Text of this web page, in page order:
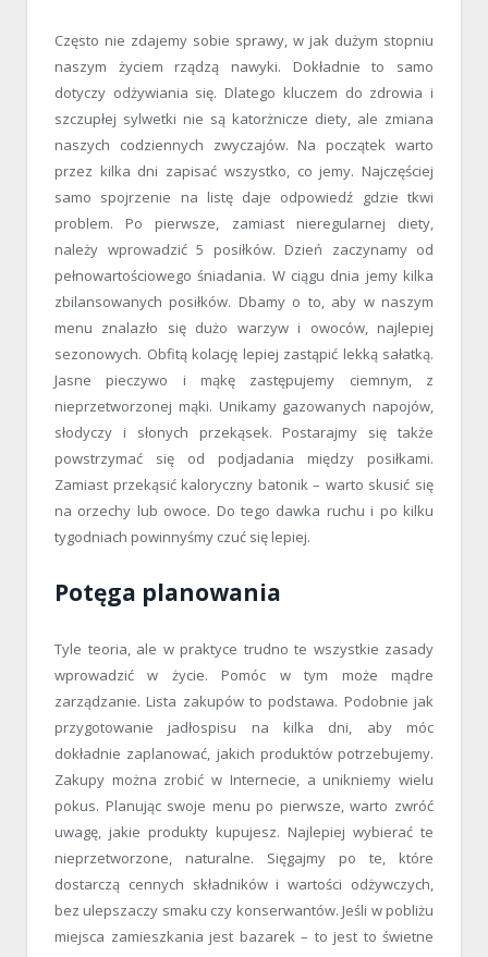
Często nie zdajemy sobie sprawy, w jak dużym stopniu
naszym życiem rządzą nawyki. Dokładnie to samo
dotyczy odżywiania się. Dlatego kluczem do zdrowia i
szczupłej sylwetki nie są katorżnicze diety, ale zmiana
naszych codziennych zwyczajów. Na początek warto
przez kilka dni zapisać wszystko, co jemy. Najczęściej
samo spojrzenie na listę daje odpowiedź gdzie tkwi
problem. Po pierwsze, zamiast nieregularnej diety,
należy wprowadzić 5 posiłków. Dzień zaczynamy od
pełnowartościowego śniadania. W ciągu dnia jemy kilka
zbilansowanych posiłków. Dbamy o to, aby w naszym
menu znalazło się dużo warzyw i owoców, najlepiej
sezonowych. Obfitą kolację lepiej zastąpić lekką sałatką.
Jasne pieczywo i mąkę zastępujemy ciemnym, z
nieprzetworzonej mąki. Unikamy gazowanych napojów,
słodyczy i słonych przekąsek. Postarajmy się także
powstrzymać się od podjadania między posiłkami.
Zamiast przekąsić kaloryczny batonik – warto skusić się
na orzechy lub owoce. Do tego dawka ruchu i po kilku
tygodniach powinnyśmy czuć się lepiej.
Potęga planowania
Tyle teoria, ale w praktyce trudno te wszystkie zasady
wprowadzić w życie. Pomóc w tym może mądre
zarządzanie. Lista zakupów to podstawa. Podobnie jak
przygotowanie jadłospisu na kilka dni, aby móc
dokładnie zaplanować, jakich produktów potrzebujemy.
Zakupy można zrobić w Internecie, a unikniemy wielu
pokus. Planując swoje menu po pierwsze, warto zwróć
uwagę, jakie produkty kupujesz. Najlepiej wybierać te
nieprzetworzone, naturalne. Sięgajmy po te, które
dostarczą cennych składników i wartości odżywczych,
bez ulepszaczy smaku czy konserwantów. Jeśli w pobliżu
miejsca zamieszkania jest bazarek – to jest to świetne